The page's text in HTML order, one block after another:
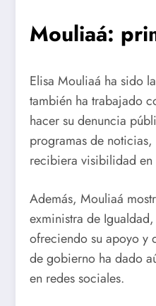
Mouliaá:
Elisa Mouliaá ha sido
también ha trabajado
hacer su denuncia
programas de
recibiera visibilidad en
Además, Mouliaá
exministra de
ofreciendo su apoyo y
de gobierno ha dado
en redes sociales.